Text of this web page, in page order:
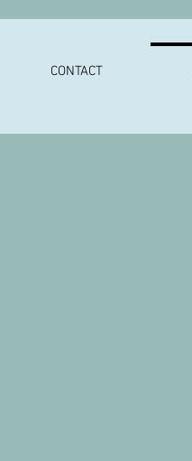
CONTACT